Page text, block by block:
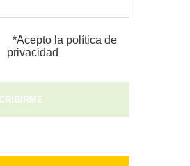
*Acepto la política de
privacidad